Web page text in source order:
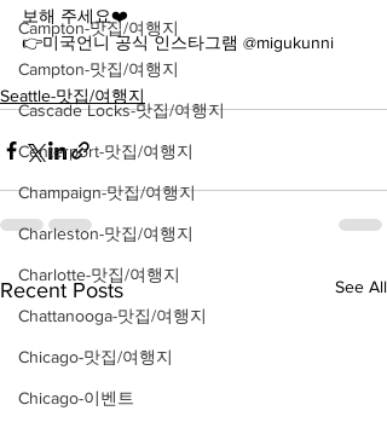
Campton-맛집/여행지
Campton-맛집/여행지
Cascade Locks-맛집/여행지
Centerport-맛집/여행지
Champaign-맛집/여행지
Charleston-맛집/여행지
Charlotte-맛집/여행지
Chattanooga-맛집/여행지
Chicago-맛집/여행지
Chicago-이벤트
보해 주세요❤️
👉미국언니 공식 인스타그램 @migukunni
Seattle-맛집/여행지
Recent Posts See All